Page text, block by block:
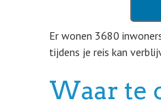
Er wonen 3680
tijdens je reis kan
Waar te